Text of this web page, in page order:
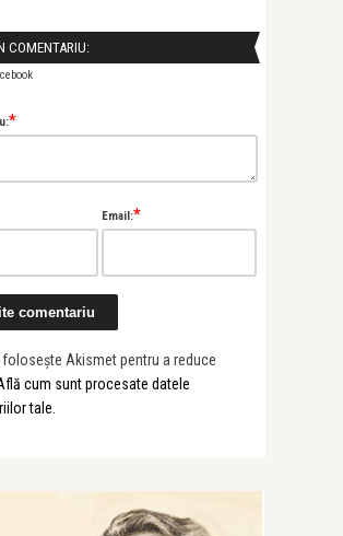
COMENTARIU:
*
Email:*
Akismet pentru a reduce
cum sunt procesate datele
tale.